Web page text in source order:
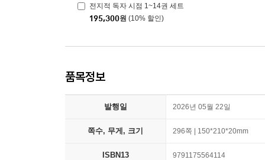
전지적 독자 시점 1~14권 세트
195,300원 (10% 할인)
품목정보
발행일 2026년 05월 22일
쪽수, 무게, 크기 296쪽 | 150*210*20mm
ISBN13 9791175564114